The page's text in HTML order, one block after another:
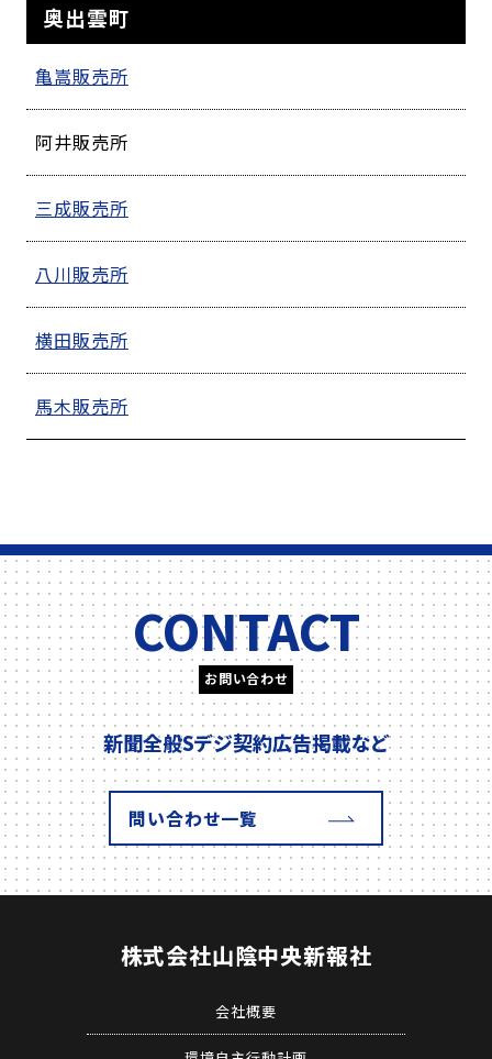
奥出雲町
亀嵩販売所
阿井販売所
三成販売所
八川販売所
横田販売所
馬木販売所
CONTACT
お問い合わせ
新聞全般Sデジ契約広告掲載など
問い合わせ一覧
株式会社山陰中央新報社
会社概要